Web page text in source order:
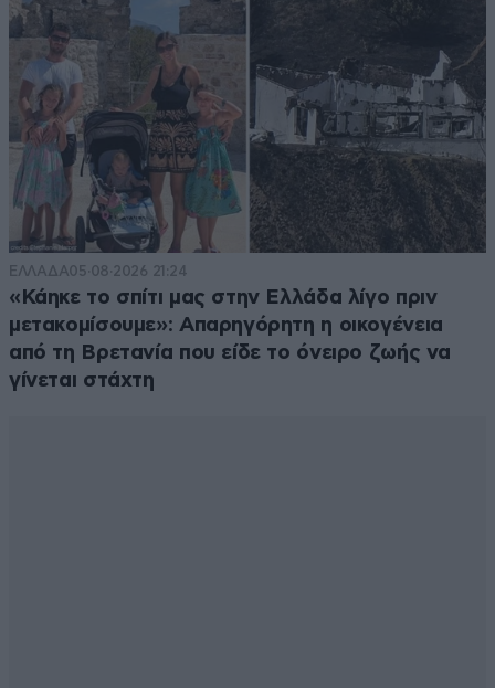
ΕΛΛΑΔΑ05·08·2026 21:24
«Κάηκε το σπίτι μας στην Ελλάδα λίγο πριν
μετακομίσουμε»: Απαρηγόρητη η οικογένεια
από τη Βρετανία που είδε το όνειρο ζωής να
γίνεται στάχτη